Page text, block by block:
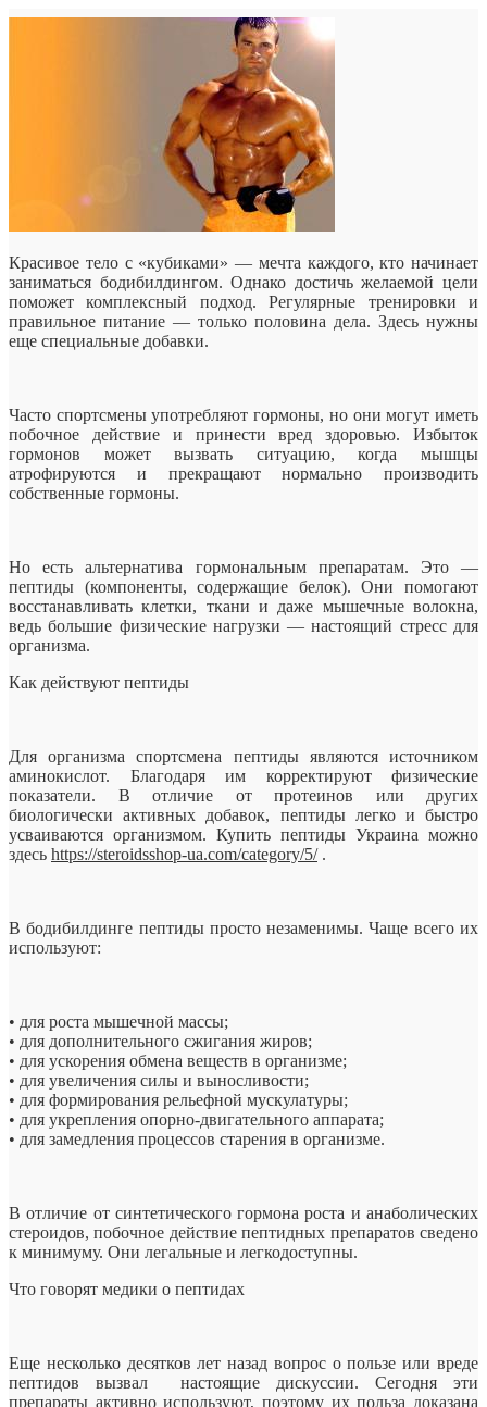
Красивое тело с «кубиками» — мечта каждого, кто начинает
заниматься бодибилдингом. Однако достичь желаемой цели
поможет комплексный подход. Регулярные тренировки и
правильное питание — только половина дела. Здесь нужны
еще специальные добавки.
Часто спортсменыупотребляют гормоны, но они могут иметь
побочное действие и принести вред здоровью. Избыток
гормонов может вызвать ситуацию, когда мышцы
атрофируются и прекращают нормально производить
собственные гормоны.
Но есть альтернатива гормональным препаратам. Это —
пептиды (компоненты, содержащие белок). Они помогают
восстанавливать клетки, ткани и даже мышечные волокна,
ведь большие физические нагрузки — настоящий стресс для
организма.
Как действуют пептиды
Для организма спортсмена пептиды являются источником
аминокислот. Благодаря им корректируют физические
показатели. В отличие от протеинов или других
биологически активных добавок, пептиды легко и быстро
усваиваются организмом. Купить пептиды Украина можно
здесь https://steroidsshop-ua.com/category/5/.
В бодибилдинге пептиды просто незаменимы. Чаще всего их
используют:
• для роста мышечной массы;
• для дополнительного сжигания жиров;
• для ускорения обмена веществ в организме;
• для увеличения силы и выносливости;
• для формирования рельефной мускулатуры;
• для укрепления опорно-двигательного аппарата;
• для замедления процессов старения в организме.
В отличие от синтетического гормона роста и анаболических
стероидов, побочное действие пептидных препаратов сведено
к минимуму. Они легальные и легкодоступны.
Что говорят медики о пептидах
Еще несколько десятков лет назад вопрос о пользе или вреде
пептидов вызвал настоящие дискуссии. Сегодня эти
препараты активно используют, поэтому их польза доказана